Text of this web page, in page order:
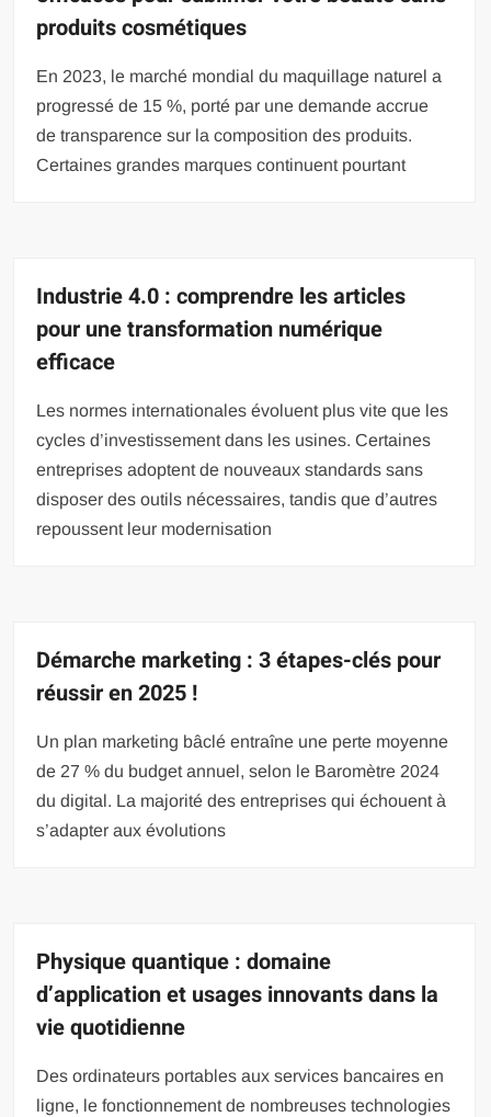
produits cosmétiques
En 2023, le marché mondial du maquillage naturel a
progressé de 15 %, porté par une demande accrue
de transparence sur la composition des produits.
Certaines grandes marques continuent pourtant
Industrie 4.0 : comprendre les articles
pour une transformation numérique
efficace
Les normes internationales évoluent plus vite que les
cycles d’investissement dans les usines. Certaines
entreprises adoptent de nouveaux standards sans
disposer des outils nécessaires, tandis que d’autres
repoussent leur modernisation
Démarche marketing : 3 étapes-clés pour
réussir en 2025 !
Un plan marketing bâclé entraîne une perte moyenne
de 27 % du budget annuel, selon le Baromètre 2024
du digital. La majorité des entreprises qui échouent à
s’adapter aux évolutions
Physique quantique : domaine
d’application et usages innovants dans la
vie quotidienne
Des ordinateurs portables aux services bancaires en
ligne, le fonctionnement de nombreuses technologies